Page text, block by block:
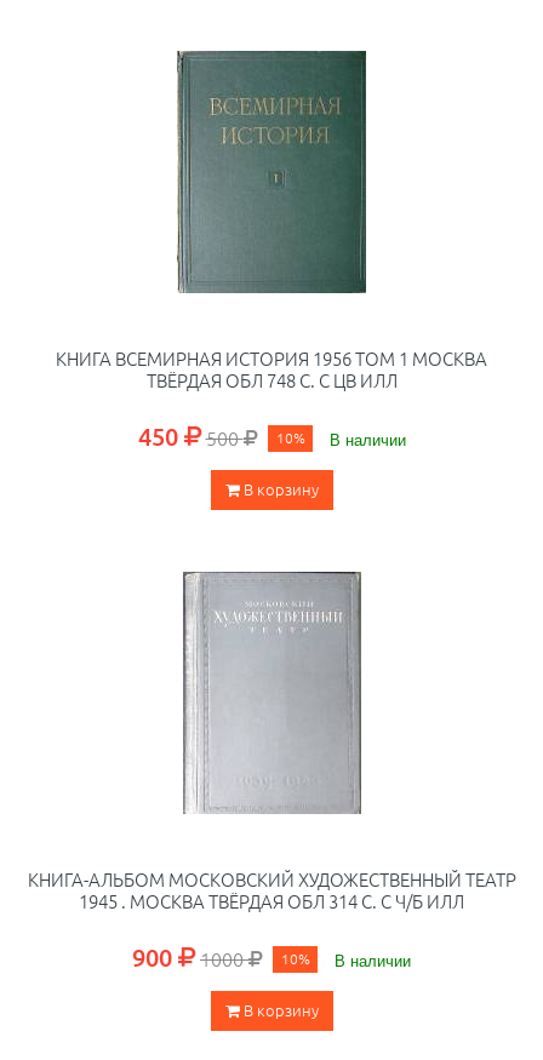
КНИГА ВСЕМИРНАЯ ИСТОРИЯ 1956 ТОМ 1 МОСКВА
ТВЁРДАЯ ОБЛ 748 С. С ЦВ ИЛЛ
450 500 10% В наличии
В корзину
КНИГА-АЛЬБОМ МОСКОВСКИЙ ХУДОЖЕСТВЕННЫЙ ТЕАТР
1945 . МОСКВА ТВЁРДАЯ ОБЛ 314 С. С Ч/Б ИЛЛ
900 1000 10% В наличии
В корзину